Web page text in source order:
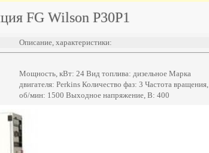
FG Wilson P30P1
Описание, характеристики:
Мощность, кВт: 24 Вид топлива: дизельное Марка
двигателя: Perkins Количество фаз: 3 Частота вращения,
об/мин: 1500 Выходное напряжение, В: 400